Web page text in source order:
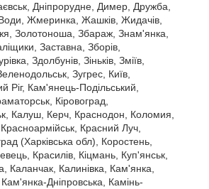
Дніпрорудне, Димер, Дружба,
Жмеринка, Жашків, Жидачів,
Золотоноша, Збараж, Знам'янка,
Заставна, Зборів,
Здолбунів, Зіньків, Зміїв,
Зугрес, Київ,
Ріг, Кам'янець-Подільський,
Кіровоград,
Калуш, Керч, Краснодон, Коломия,
Красний Луч,
(Харківська обл), Коростень,
Красилів, Кіцмань, Куп'янськ,
Каланчак, Калинівка, Кам'янка,
Дніпровська, Камінь-